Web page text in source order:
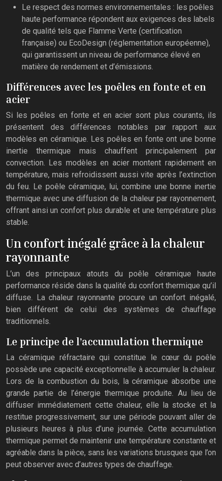
Le respect des normes environnementales : les poêles
haute performance répondent aux exigences des labels
de qualité tels que Flamme Verte (certification
française) ou EcoDesign (réglementation européenne),
qui garantissent un niveau de performance élevé en
matière de rendement et d’émissions.
Différences avec les poêles en fonte et en
acier
Si les poêles en fonte et en acier sont plus courants, ils
présentent des différences notables par rapport aux
modèles en céramique. Les poêles en fonte ont une bonne
inertie thermique mais chauffent principalement par
convection. Les modèles en acier montent rapidement en
température, mais refroidissent aussi vite après l’extinction
du feu. Le poêle céramique, lui, combine une bonne inertie
thermique avec une diffusion de la chaleur par rayonnement,
offrant ainsi un confort plus durable et une température plus
stable.
Un confort inégalé grâce à la chaleur
rayonnante
L’un des principaux atouts du poêle céramique haute
performance réside dans la qualité du confort thermique qu’il
diffuse. La chaleur rayonnante procure un confort inégalé,
bien différent de celui des systèmes de chauffage
traditionnels.
Le principe de l’accumulation thermique
La céramique réfractaire qui constitue le cœur du poêle
possède une capacité exceptionnelle à accumuler la chaleur.
Lors de la combustion du bois, la céramique absorbe une
grande partie de l’énergie thermique produite. Au lieu de
diffuser immédiatement cette chaleur, elle la stocke et la
restitue progressivement, sur une période pouvant aller de
plusieurs heures à plus d’une journée. Cette accumulation
thermique permet de maintenir une température constante et
agréable dans la pièce, sans les variations brusques que l’on
peut observer avec d’autres types de chauffage.